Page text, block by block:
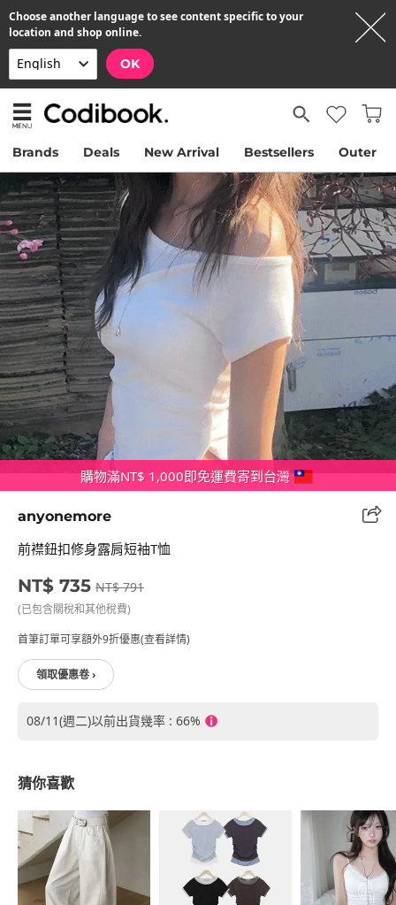
Choose another language to see content specific to your
location and shop online.
OK
Brands Deals New Arrival Bestsellers Outer
購物滿NT$ 1,000即免運費寄到台灣
anyonemore
前襟鈕扣修身露肩短袖T恤
NT$ 735 NT$ 791
(已包含關稅和其他稅費)
首筆訂單可享額外9折優惠(查看詳情)
領取優惠卷 ›
08/11(週二)以前出貨幾率 : 66%
猜你喜歡